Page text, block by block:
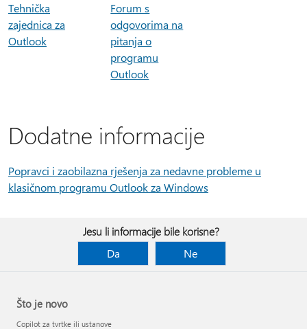
Tehnička
zajednica za
Outlook
Forum s
odgovorima na
pitanja o
programu
Outlook
Dodatne informacije
Popravci i zaobilazna rješenja za nedavne probleme u
klasičnom programu Outlook za Windows
Jesu li informacije bile korisne?
Da
Ne
Što je novo
Copilot za tvrtke ili ustanove